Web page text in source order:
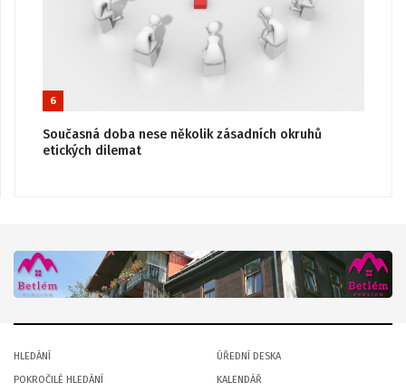
6
Současná doba nese několik zásadních okruhů
etických dilemat
HLEDÁNÍ
POKROČILÉ HLEDÁNÍ
ÚŘEDNÍ DESKA
KALENDÁŘ